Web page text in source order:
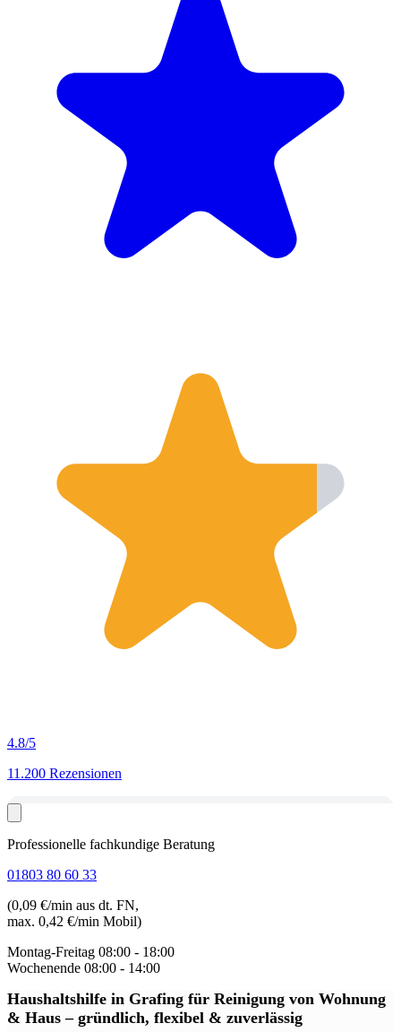
4.8/5
11.200 Rezensionen
Professionelle fachkundige Beratung
01803 80 60 33
(0,09 €/min aus dt. FN,
max. 0,42 €/min Mobil)
Montag-Freitag 08:00 - 18:00
Wochenende 08:00 - 14:00
Haushaltshilfe in Grafing für Reinigung von Wohnung
& Haus – gründlich, flexibel & zuverlässig